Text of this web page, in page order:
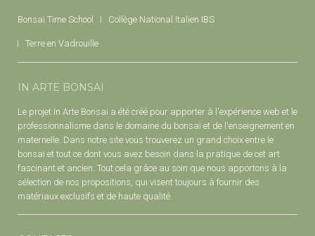
Bonsai Time School Collège National Italien IBS
Terre en Vadrouille
IN ARTE BONSAI
Le projet In Arte Bonsai a été créé pour apporter à l'expérience web et le
professionnalisme dans le domaine du bonsaï et de l'enseignement en
maternelle. Dans notre site vous trouverez un grand choix entre le
bonsaï et tout ce dont vous avez besoin dans la pratique de cet art
fascinant et ancien. Tout cela grâce au soin que nous apportons à la
sélection de nos propositions, qui visent toujours à fournir des
matériaux exclusifs et de haute qualité.